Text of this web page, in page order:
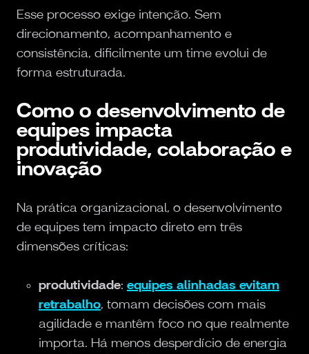
Esse processo exige intenção. Sem
direcionamento, acompanhamento e
consistência, dificilmente um time evolui de
forma estruturada.
Como o desenvolvimento de
equipes impacta
produtividade, colaboração e
inovação
Na prática organizacional, o desenvolvimento
de equipes tem impacto direto em três
dimensões críticas:
produtividade: equipes alinhadas evitam
retrabalho, tomam decisões com mais
agilidade e mantêm foco no que realmente
importa. Há menos desperdício de energia